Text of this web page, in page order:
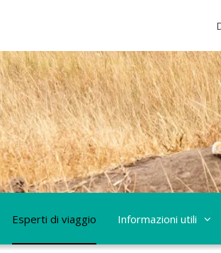
Esperti di viaggio Informazioni utili